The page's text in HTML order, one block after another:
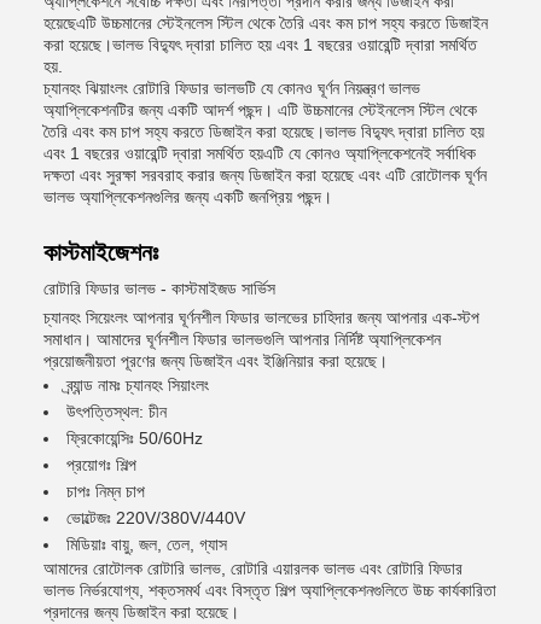
হয়েছেএটি উচ্চমানের স্টেইনলেস স্টিল থেকে তৈরি এবং কম চাপ সহ্য করতে ডিজাইন
করা হয়েছে।ভালভ বিদ্যুৎ দ্বারা চালিত হয় এবং 1 বছরের ওয়ারেন্টি দ্বারা সমর্থিত
হয়.
চ্যানহং ঝিয়াংলং রোটারি ফিডার ভালভটি যে কোনও ঘূর্ণন নিয়ন্ত্রণ ভালভ
অ্যাপ্লিকেশনটির জন্য একটি আদর্শ পছন্দ। এটি উচ্চমানের স্টেইনলেস স্টিল থেকে
তৈরি এবং কম চাপ সহ্য করতে ডিজাইন করা হয়েছে।ভালভ বিদ্যুৎ দ্বারা চালিত হয়
এবং 1 বছরের ওয়ারেন্টি দ্বারা সমর্থিত হয়এটি যে কোনও অ্যাপ্লিকেশনেই সর্বাধিক
দক্ষতা এবং সুরক্ষা সরবরাহ করার জন্য ডিজাইন করা হয়েছে এবং এটি রোটোলক ঘূর্ণন
ভালভ অ্যাপ্লিকেশনগুলির জন্য একটি জনপ্রিয় পছন্দ।
কাস্টমাইজেশনঃ
রোটারি ফিডার ভালভ - কাস্টমাইজড সার্ভিস
চ্যানহং সিয়েংলং আপনার ঘূর্ণনশীল ফিডার ভালভের চাহিদার জন্য আপনার এক-স্টপ
সমাধান। আমাদের ঘূর্ণনশীল ফিডার ভালভগুলি আপনার নির্দিষ্ট অ্যাপ্লিকেশন
প্রয়োজনীয়তা পূরণের জন্য ডিজাইন এবং ইঞ্জিনিয়ার করা হয়েছে।
ব্র্যান্ড নামঃ চ্যানহং সিয়াংলং
উৎপত্তিস্থল: চীন
ফ্রিকোয়েন্সিঃ 50/60Hz
প্রয়োগঃ শিল্প
চাপঃ নিম্ন চাপ
ভোল্টেজঃ 220V/380V/440V
মিডিয়াঃ বায়ু, জল, তেল, গ্যাস
আমাদের রোটোলক রোটারি ভালভ, রোটারি এয়ারলক ভালভ এবং রোটারি ফিডার
ভালভ নির্ভরযোগ্য, শক্তসমর্থ এবং বিস্তৃত শিল্প অ্যাপ্লিকেশনগুলিতে উচ্চ কার্যকারিতা
প্রদানের জন্য ডিজাইন করা হয়েছে।